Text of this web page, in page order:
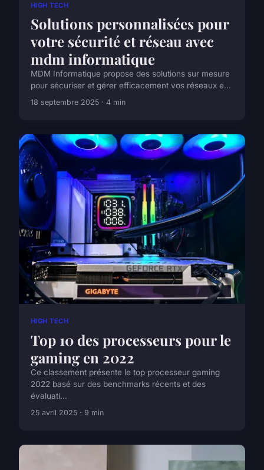
HIGH TECH
Solutions personnalisées pour
votre sécurité et réseau avec
mdm informatique
MDM Informatique propose des solutions sur mesure
pour sécuriser et gérer efficacement vos réseaux e...
18 septembre 2025 · 4 min
HIGH TECH
Top 10 des processeurs pour le
gaming en 2022
Ce classement présente le top processeur gaming
2022 basé sur des benchmarks récents et des
évaluati...
25 avril 2025 · 9 min